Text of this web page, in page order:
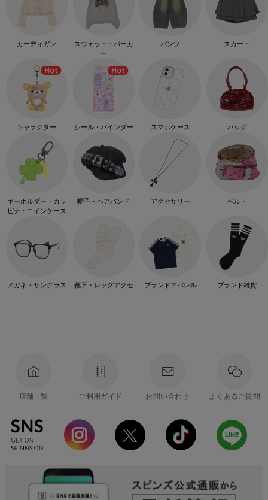
カーディガン
スウェット・パーカ
ー
パンツ スカート
キャラクター シール・バインダー スマホケース バッグ
キーホルダー・カラ
ビナ・コインケース
帽子・ヘアバンド アクセサリー ベルト
メガネ・サングラス 靴下・レッグアクセ ブランドアパレル ブランド雑貨
店舗一覧 ご利用ガイド お問い合わせ よくあるご質問